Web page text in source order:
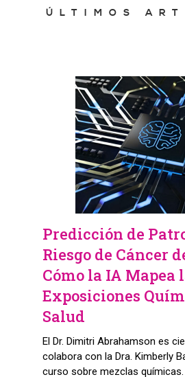
ÚLTIMOS
Predicción de
Riesgo de Cáncer
Cómo la IA Mapea
Exposiciones
Salud
El Dr. Dimitri Abrahamson es
colabora con la Dra. Kimberly
curso sobre mezclas